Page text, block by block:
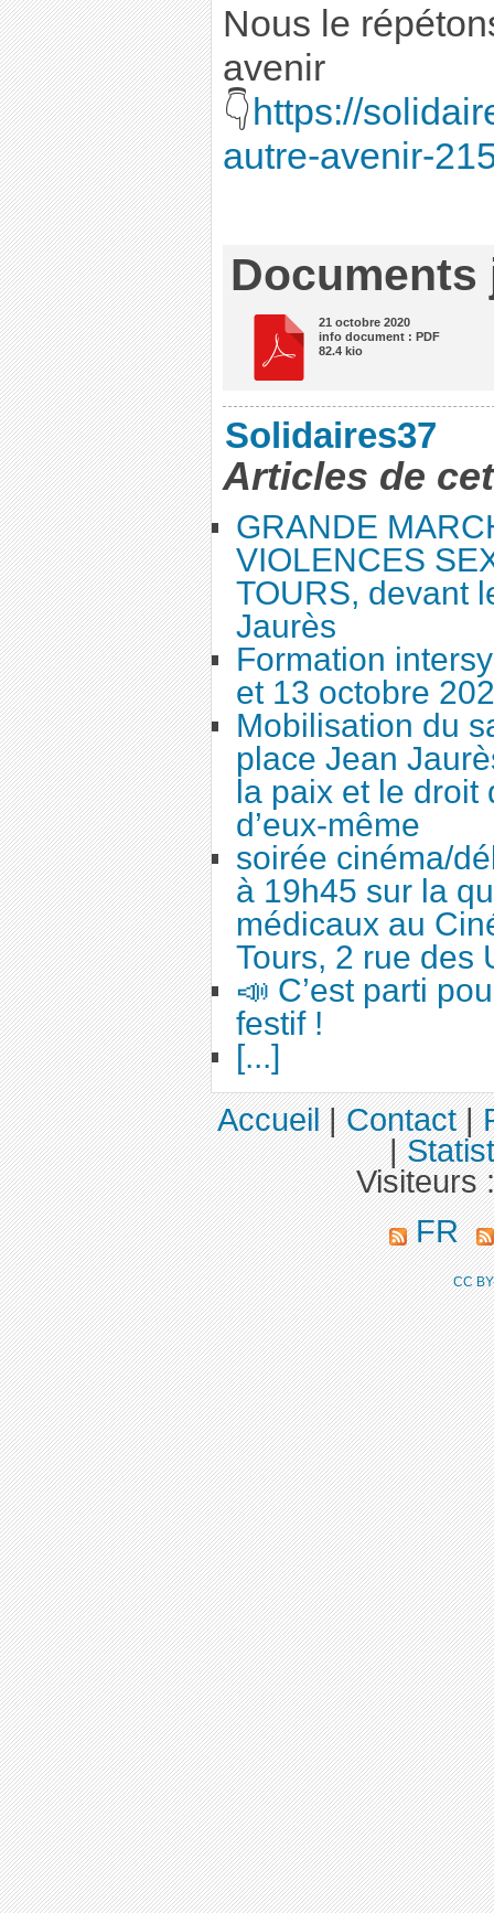
Nous le
avenir
👇 https://
autre-avenir-
Documents
21 octobre 2020
info document : PDF
82.4 kio
Solidaires37
Articles de
GRANDE
VIOLENCES
TOURS, devant
Jaurès
Formation
et 13 octobre
Mobilisation du
place Jean
la paix et le droit
d’eux-même
soirée cinéma/
à 19h45 sur la
médicaux au
Tours, 2 rue des
📣 C’est parti
festif !
[...]
Accueil|Contact|
|
Visiteurs
FR
CC